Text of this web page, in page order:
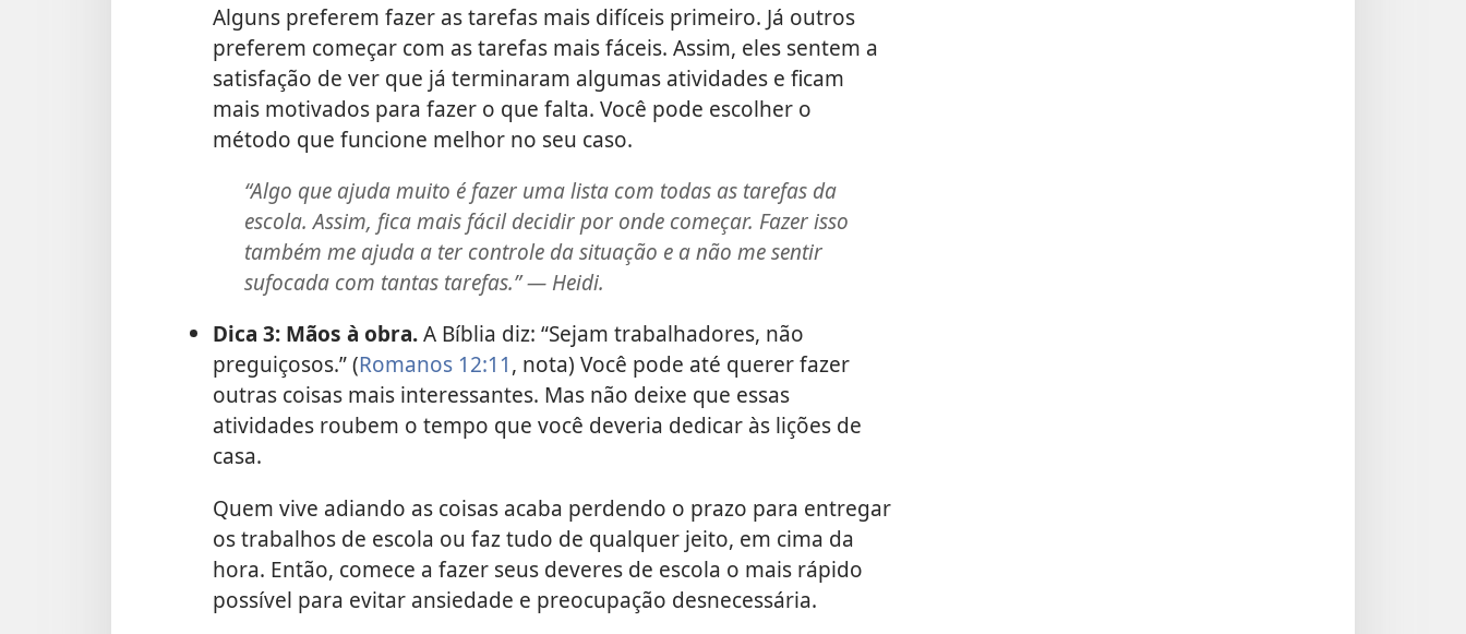
Alguns preferem fazer as tarefas mais difíceis primeiro. Já outros
preferem começar com as tarefas mais fáceis. Assim, eles sentem a
satisfação de ver que já terminaram algumas atividades e ficam
mais motivados para fazer o que falta. Você pode escolher o
método que funcione melhor no seu caso.
“Algo que ajuda muito é fazer uma lista com todas as tarefas da
escola. Assim, fica mais fácil decidir por onde começar. Fazer isso
também me ajuda a ter controle da situação e a não me sentir
sufocada com tantas tarefas.” — Heidi.
Dica 3: Mãos à obra.A Bíblia diz: “Sejam trabalhadores, não
preguiçosos.” (Romanos 12:11, nota) Você pode até querer fazer
outras coisas mais interessantes. Mas não deixe que essas
atividades roubem o tempo que você deveria dedicar às lições de
casa.
Quem vive adiando as coisas acaba perdendo o prazo para entregar
os trabalhos de escola ou faz tudo de qualquer jeito, em cima da
hora. Então, comece a fazer seus deveres de escola o mais rápido
possível para evitar ansiedade e preocupação desnecessária.